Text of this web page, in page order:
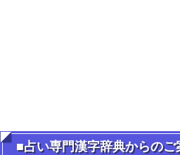
■占い専門漢字辞典からのご